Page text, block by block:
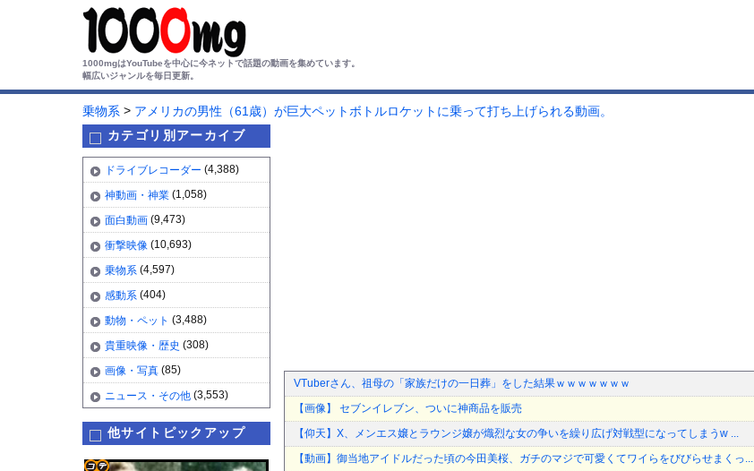
1000mgはYouTubeを中心に今ネットで話題の動画を集めています。
幅広いジャンルを毎日更新。
乗物系 > アメリカの男性（61歳）が巨大ペットボトルロケットに乗って打ち上げられる動画。
カテゴリ別アーカイブ
ドライブレコーダー (4,388)
神動画・神業 (1,058)
面白動画 (9,473)
衝撃映像 (10,693)
乗物系 (4,597)
感動系 (404)
動物・ペット (3,488)
貴重映像・歴史 (308)
画像・写真 (85)
ニュース・その他 (3,553)
他サイトピックアップ
VTuberさん、祖母の「家族だけの一日葬」をした結果ｗｗｗｗｗｗｗ
【画像】 セブンイレブン、ついに神商品を販売
【仰天】X、メンエス嬢とラウンジ嬢が熾烈な女の争いを繰り広げ対戦型になってしまうw ...
【動画】御当地アイドルだった頃の今田美桜、ガチのマジで可愛くてワイらをびびらせまくっ...